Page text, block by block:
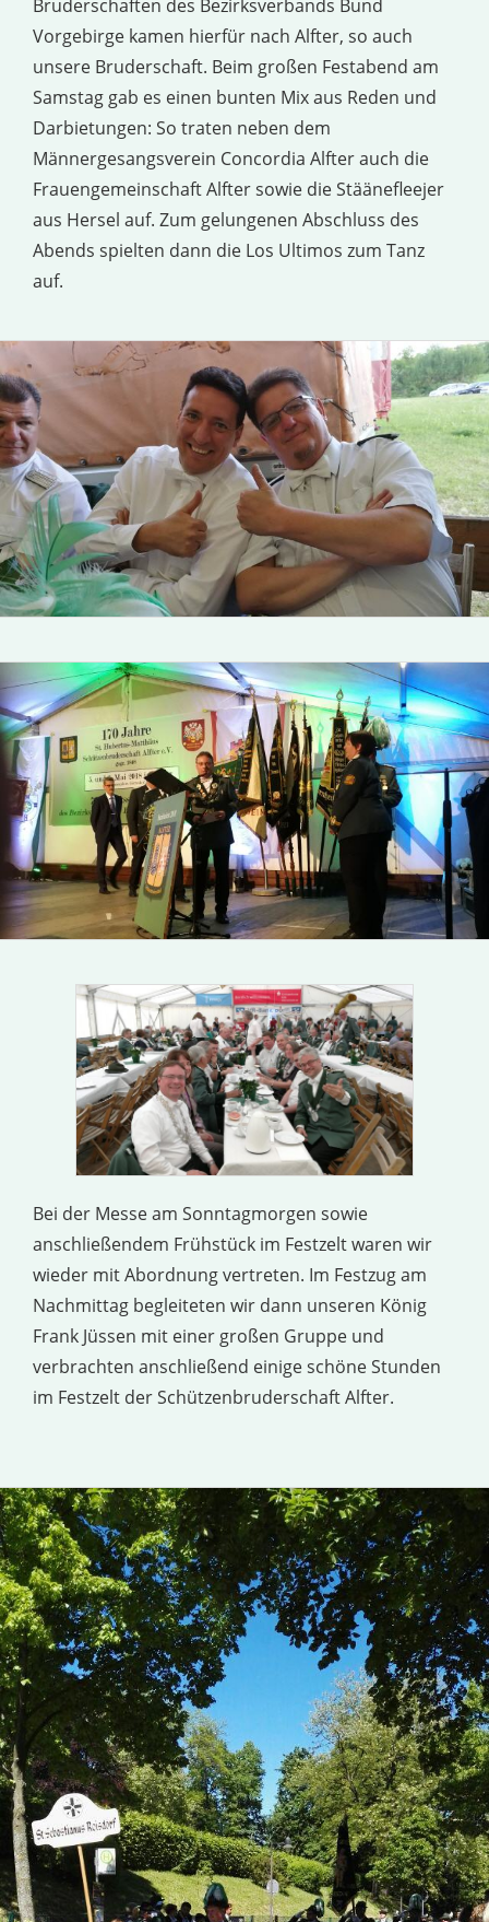
Bruderschaften des Bezirksverbands Bund
Vorgebirge kamen hierfür nach Alfter, so auch
unsere Bruderschaft. Beim großen Festabend am
Samstag gab es einen bunten Mix aus Reden und
Darbietungen: So traten neben dem
Männergesangsverein Concordia Alfter auch die
Frauengemeinschaft Alfter sowie die Stäänefleejer
aus Hersel auf. Zum gelungenen Abschluss des
Abends spielten dann die Los Ultimos zum Tanz
auf.
Bei der Messe am Sonntagmorgen sowie
anschließendem Frühstück im Festzelt waren wir
wieder mit Abordnung vertreten. Im Festzug am
Nachmittag begleiteten wir dann unseren König
Frank Jüssen mit einer großen Gruppe und
verbrachten anschließend einige schöne Stunden
im Festzelt der Schützenbruderschaft Alfter.